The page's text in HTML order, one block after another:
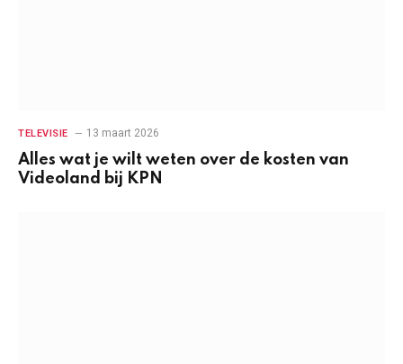
TELEVISIE 13 maart 2026
Alles wat je wilt weten over de kosten van
Videoland bij KPN